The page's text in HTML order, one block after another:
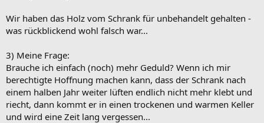
Wir haben das Holz vom Schrank für unbehandelt gehalten -
was rückblickend wohl falsch war...
3) Meine Frage:
Brauche ich einfach (noch) mehr Geduld? Wenn ich mir
berechtigte Hoffnung machen kann, dass der Schrank nach
einem halben Jahr weiter lüften endlich nicht mehr klebt und
riecht, dann kommt er in einen trockenen und warmen Keller
und wird eine Zeit lang vergessen...